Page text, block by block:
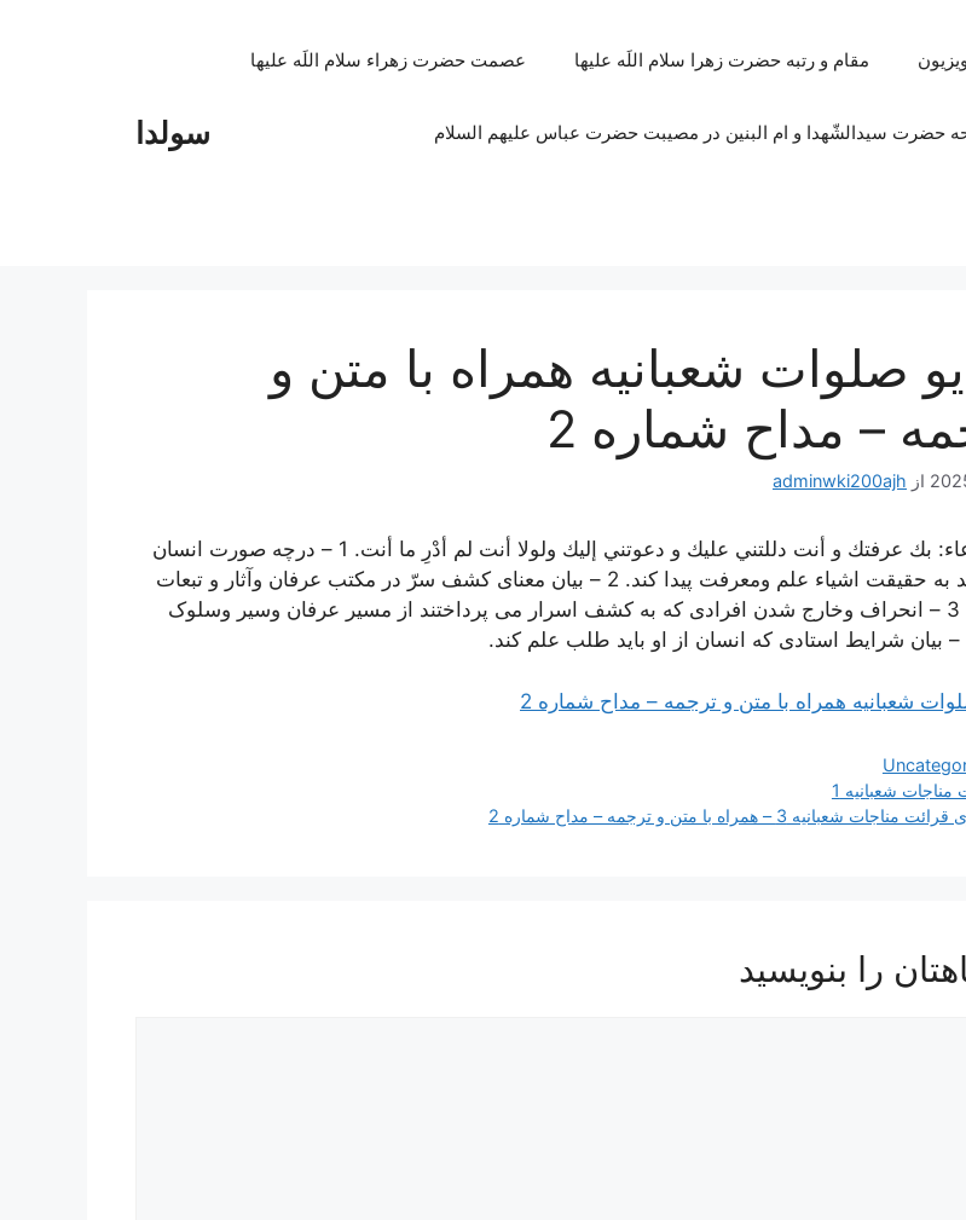
سولدا
مقام و رتبه حضرت زهرا سلام اللَه علیها عصمت حضرت زهراء سلام اللَه علیها
حضرت سیدالشّهدا و ام البنین در مصیبت حضرت عباس علیهم السلام
صلوات شعبانیه همراه با متن و
– مداح شماره 2
از adminwki200ajh
فقرۀ دعاء: بك عرفتك و أنت دللتني عليك و دعوتني إليك ولولا أنت لم أدْرِ ما أنت. 1 – درچه صورت انسان
می تواند به حقیقت اشیاء علم ومعرفت پیدا کند. 2 – بیان معنای کشف سرّ در مکتب عرفان وآثار و تبعات
سوءآن. 3 – انحراف وخارج شدن افرادی که به کشف اسرار می پرداختند از مسیر عرفان وسیر وسلوک
شعبانیه همراه با متن و ترجمه – مداح شماره 2
مناجات شعبانیه 1
مناجات شعبانیه 3 – همراه با متن و ترجمه – مداح شماره 2
را بنویسید